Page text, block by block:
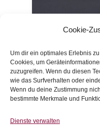
Cookie-
Um dir ein optimales Erlebnis
Cookies, um
zuzugreifen. Wenn du diesen
wie das Surfverhalten oder
Wenn du deine Zustimmung
bestimmte Merkmale und
Dienste verwalten
Popeline
inkl. 20 % MwSt.
Zur Wunschliste